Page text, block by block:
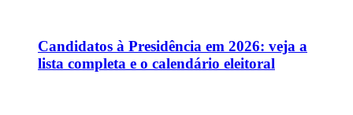
Candidatos à Presidência em 2026: veja a
lista completa e o calendário eleitoral